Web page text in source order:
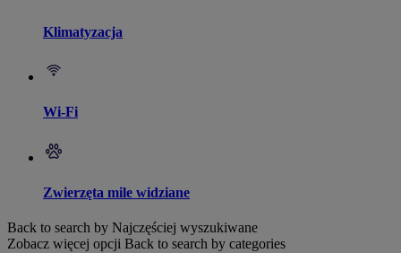
Klimatyzacja
Wi-Fi
Zwierzęta mile widziane
Back to search by Najczęściej wyszukiwane
Zobacz więcej opcji Back to search by categories